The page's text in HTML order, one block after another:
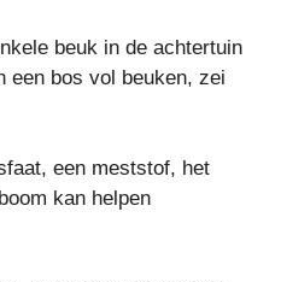
beuk in de achtertuin
een bos vol beuken, zei
een meststof, het
kan helpen